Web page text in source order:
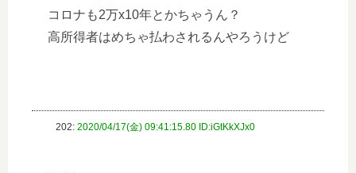
コロナも2万x10年とかちゃうん？
高所得者はめちゃ払わされるんやろうけど
202: 2020/04/17(金) 09:41:15.80 ID:iGtKkXJx0